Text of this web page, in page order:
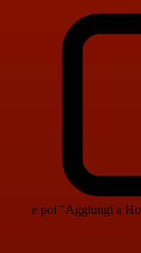
e poi "Aggiungi a